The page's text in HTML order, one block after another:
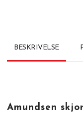
BESKRIVELSE
Amundsen